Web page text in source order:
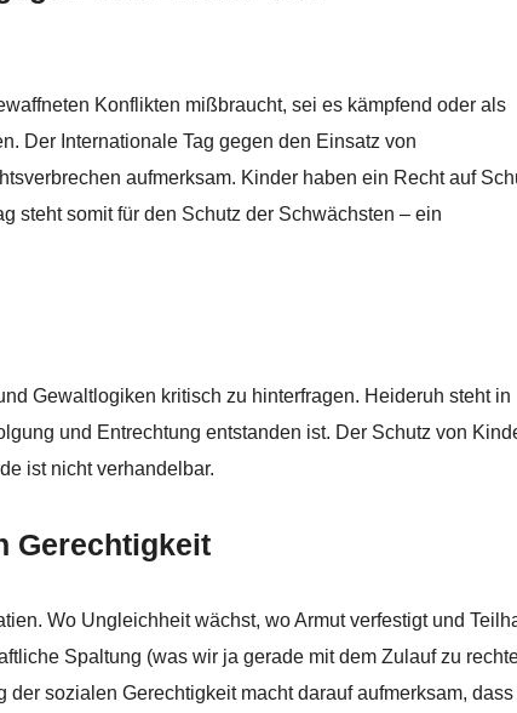
Konflikten mißbraucht, sei es kämpfend oder als
Der Internationale Tag gegen den Einsatz von
aufmerksam. Kinder haben ein Recht auf
steht somit für den Schutz der Schwächsten – ein
Gewaltlogiken kritisch zu hinterfragen. Heideruh steht in
und Entrechtung entstanden ist. Der Schutz von
ist nicht verhandelbar.
Gerechtigkeit
Wo Ungleichheit wächst, wo Armut verfestigt und
Spaltung (was wir ja gerade mit dem Zulauf zu
sozialen Gerechtigkeit macht darauf aufmerksam, dass